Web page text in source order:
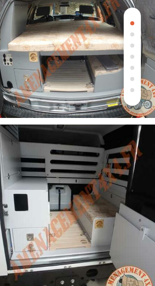
PATROL Y61 (SUR MESURE)